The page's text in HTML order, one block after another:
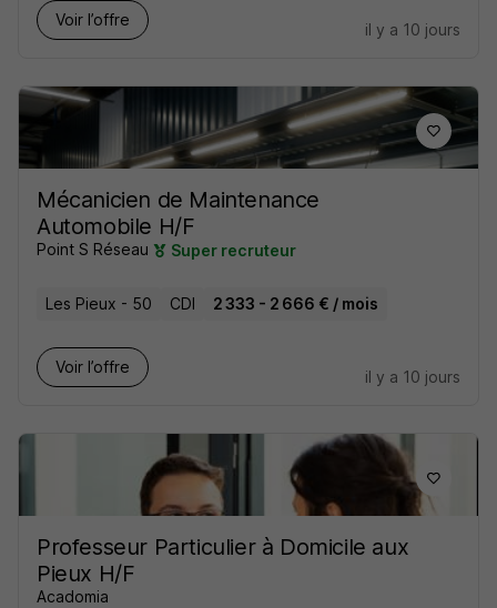
Voir l’offre
il y a 10 jours
Mécanicien de Maintenance
Automobile H/F
Point S Réseau Super recruteur
Les Pieux - 50 CDI 2 333 - 2 666 € / mois
Voir l’offre
il y a 10 jours
Professeur Particulier à Domicile aux
Pieux H/F
Acadomia